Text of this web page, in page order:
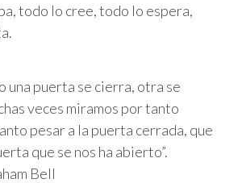
todo lo cree, todo lo espera,
una puerta se cierra, otra se
veces miramos por tanto
pesar a la puerta cerrada, que
que se nos ha abierto”.
Bell